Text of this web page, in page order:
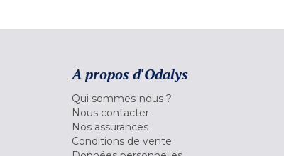
A propos d'Odalys
Qui sommes-nous ?
Nous contacter
Nos assurances
Conditions de vente